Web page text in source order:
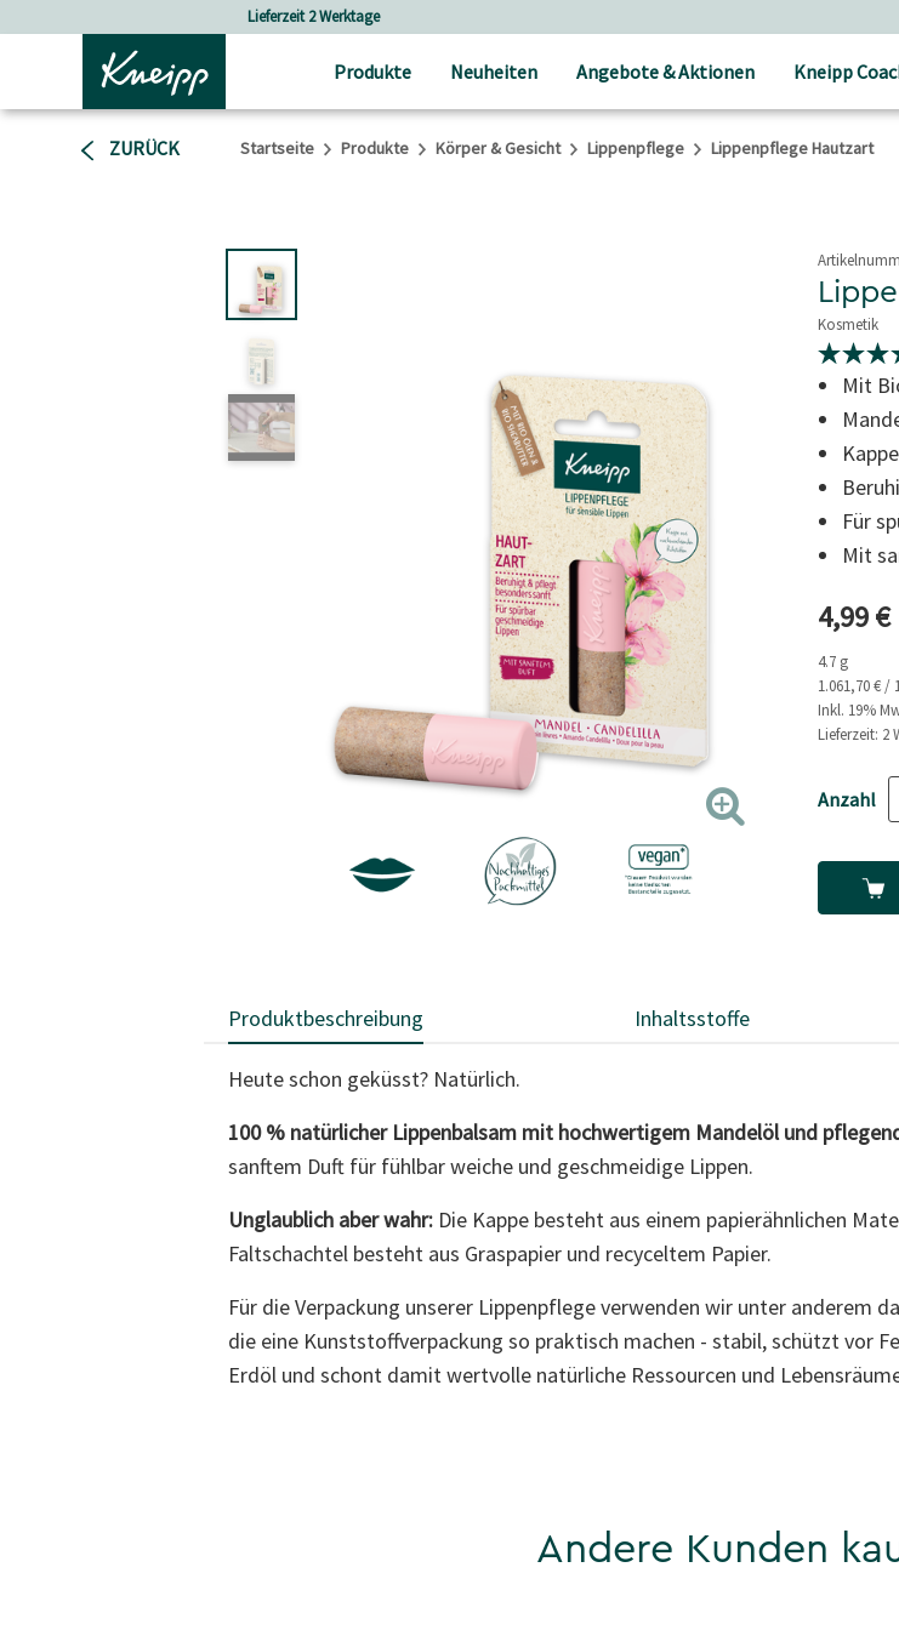
Versandkostenfrei ab 25 € Bestellwert
Produkte Neuheiten Angebote & Aktionen Kneipp
ZURÜCK Startseite Produkte Körper & Gesicht Lippenpflege Lippenpflege Hautzart
Kosmetik
4,4 von 5
4.5
von
Sternen,
der
Read
17
Reviews.
Link
Seite.
Mit
Für
Mit
4,99 €
4.7 g
1.061,70 € /
Inkl. 19%
Lieferzeit: 2
Anzahl
Produktbeschreibung Inhaltsstoffe
Heute schon geküsst? Natürlich.
100 % natürlicher Lippenbalsam mit hochwertigem Mandelöl und
sanftem Duft für fühlbar weiche und geschmeidige Lippen.
Unglaublich aber wahr:Die Kappe besteht aus einem papierähnlichen
Faltschachtel besteht aus Graspapier und recyceltem Papier.
Für die Verpackung unserer Lippenpflege verwenden wir unter anderem
die eine Kunststoffverpackung so praktisch machen - stabil, schützt vor
Erdöl und schont damit wertvolle natürliche Ressourcen und
Andere Kunden